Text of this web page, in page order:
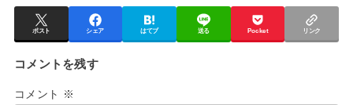
ポスト シェア はてブ 送る Pocket リンク
コメントを残す
コメント ※